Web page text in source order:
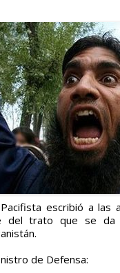
del trato que se
de Defensa: